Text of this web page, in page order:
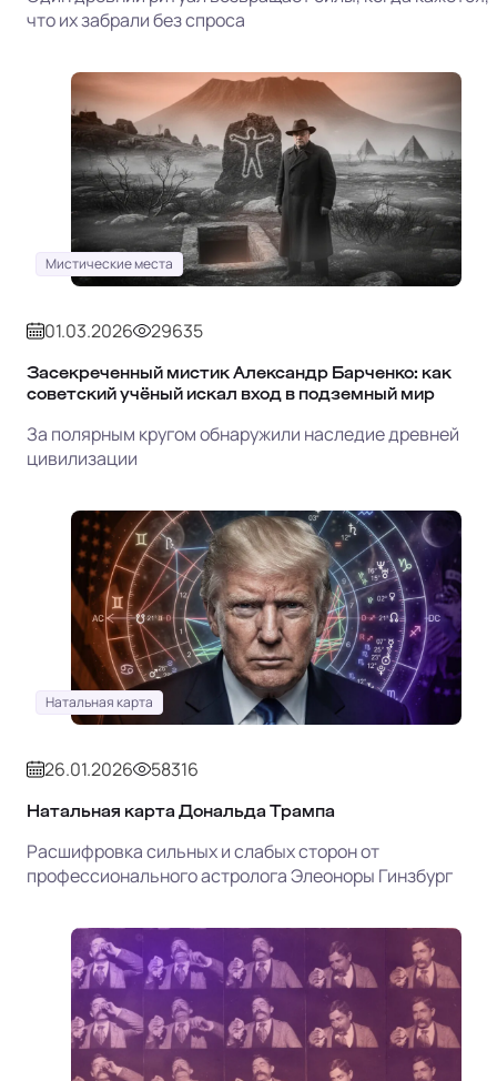
что их забрали без спроса
Мистические места
01.03.2026 29635
Засекреченный мистик Александр Барченко: как
советский учёный искал вход в подземный мир
За полярным кругом обнаружили наследие древней
цивилизации
Натальная карта
26.01.2026 58316
Натальная карта Дональда Трампа
Расшифровка сильных и слабых сторон от
профессионального астролога Элеоноры Гинзбург